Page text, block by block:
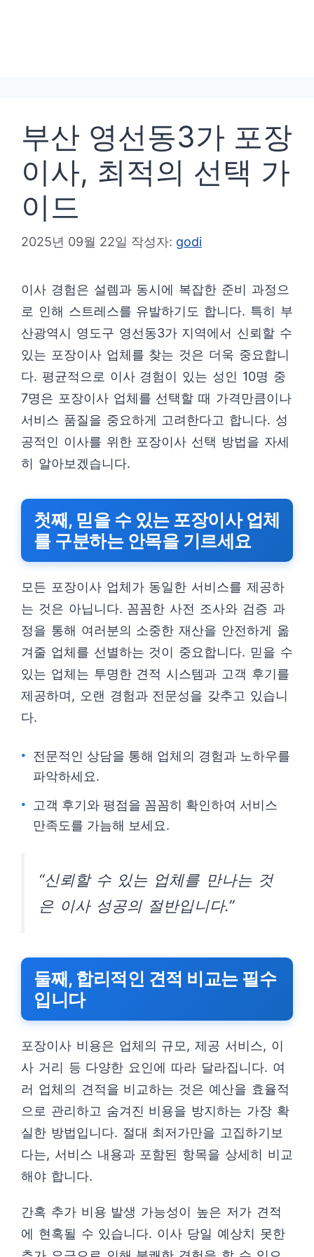
부산 영선동3가 포장
이사, 최적의 선택 가
이드
2025년 09월 22일 작성자: godi
이사 경험은 설렘과 동시에 복잡한 준비 과정으
로 인해 스트레스를 유발하기도 합니다. 특히 부
산광역시 영도구 영선동3가 지역에서 신뢰할 수
있는 포장이사 업체를 찾는 것은 더욱 중요합니
다. 평균적으로 이사 경험이 있는 성인 10명 중
7명은 포장이사 업체를 선택할 때 가격만큼이나
서비스 품질을 중요하게 고려한다고 합니다. 성
공적인 이사를 위한 포장이사 선택 방법을 자세
히 알아보겠습니다.
첫째, 믿을 수 있는 포장이사 업체
를 구분하는 안목을 기르세요
모든 포장이사 업체가 동일한 서비스를 제공하
는 것은 아닙니다. 꼼꼼한 사전 조사와 검증 과
정을 통해 여러분의 소중한 재산을 안전하게 옮
겨줄 업체를 선별하는 것이 중요합니다. 믿을 수
있는 업체는 투명한 견적 시스템과 고객 후기를
제공하며, 오랜 경험과 전문성을 갖추고 있습니
다.
전문적인 상담을 통해 업체의 경험과 노하우를
파악하세요.
고객 후기와 평점을 꼼꼼히 확인하여 서비스
만족도를 가늠해 보세요.
“신뢰할 수 있는 업체를 만나는 것
은 이사 성공의 절반입니다.”
둘째, 합리적인 견적 비교는 필수
입니다
포장이사 비용은 업체의 규모, 제공 서비스, 이
사 거리 등 다양한 요인에 따라 달라집니다. 여
러 업체의 견적을 비교하는 것은 예산을 효율적
으로 관리하고 숨겨진 비용을 방지하는 가장 확
실한 방법입니다. 절대 최저가만을 고집하기보
다는, 서비스 내용과 포함된 항목을 상세히 비교
해야 합니다.
간혹 추가 비용 발생 가능성이 높은 저가 견적
에 현혹될 수 있습니다. 이사 당일 예상치 못한